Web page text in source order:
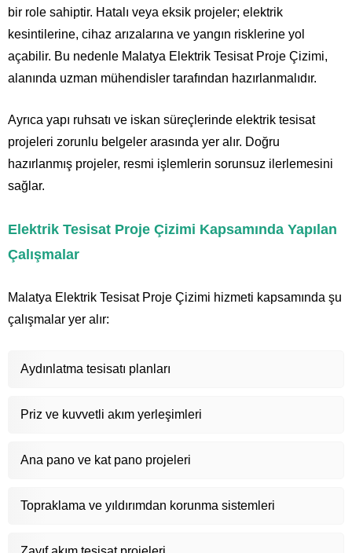
bir role sahiptir. Hatalı veya eksik projeler; elektrik
kesintilerine, cihaz arızalarına ve yangın risklerine yol
açabilir. Bu nedenle Malatya Elektrik Tesisat Proje Çizimi,
alanında uzman mühendisler tarafından hazırlanmalıdır.
Ayrıca yapı ruhsatı ve iskan süreçlerinde elektrik tesisat
projeleri zorunlu belgeler arasında yer alır. Doğru
hazırlanmış projeler, resmi işlemlerin sorunsuz ilerlemesini
sağlar.
Elektrik Tesisat Proje Çizimi Kapsamında Yapılan
Çalışmalar
Malatya Elektrik Tesisat Proje Çizimi hizmeti kapsamında şu
çalışmalar yer alır:
Aydınlatma tesisatı planları
Priz ve kuvvetli akım yerleşimleri
Ana pano ve kat pano projeleri
Topraklama ve yıldırımdan korunma sistemleri